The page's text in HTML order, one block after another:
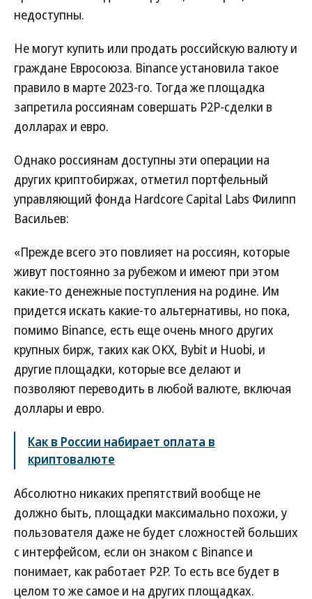
недоступны.
Не могут купить или продать российскую валюту и
граждане Евросоюза. Binance установила такое
правило в марте 2023-го. Тогда же площадка
запретила россиянам совершать P2P-сделки в
долларах и евро.
Однако россиянам доступны эти операции на
других криптобиржах, отметил портфельный
управляющий фонда Hardcore Capital Labs Филипп
Васильев:
«Прежде всего это повлияет на россиян, которые
живут постоянно за рубежом и имеют при этом
какие-то денежные поступления на родине. Им
придется искать какие-то альтернативы, но пока,
помимо Binance, есть еще очень много других
крупных бирж, таких как OKX, Bybit и Huobi, и
другие площадки, которые все делают и
позволяют переводить в любой валюте, включая
доллары и евро.
Как в России набирает оплата в
криптовалюте
Абсолютно никаких препятствий вообще не
должно быть, площадки максимально похожи, у
пользователя даже не будет сложностей больших
с интерфейсом, если он знаком с Binance и
понимает, как работает P2P. То есть все будет в
целом то же самое и на других площадках.